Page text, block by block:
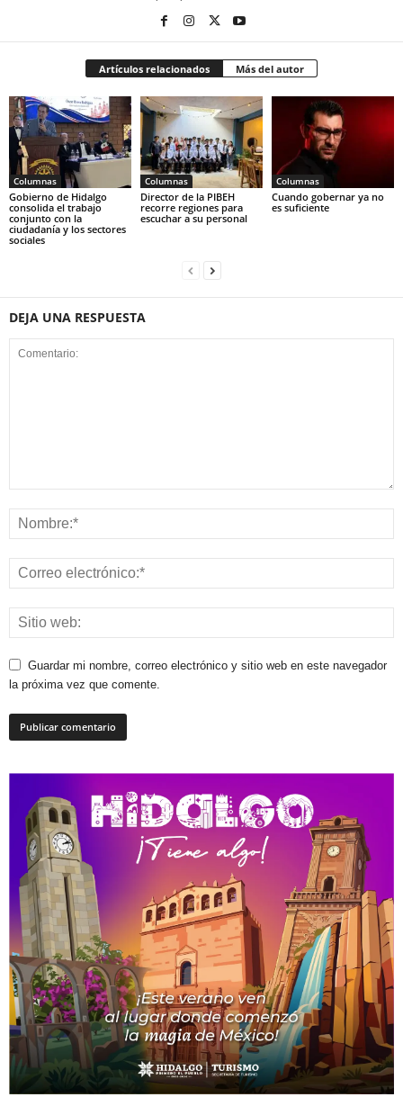
Artículos relacionados Más del autor
Columnas
Gobierno de Hidalgo
consolida el trabajo
conjunto con la
ciudadanía y los sectores
sociales
Columnas
Director de la PIBEH
recorre regiones para
escuchar a su personal
Columnas
Cuando gobernar ya no
es suficiente
DEJA UNA RESPUESTA
Guardar mi nombre, correo electrónico y sitio web en este navegador
la próxima vez que comente.